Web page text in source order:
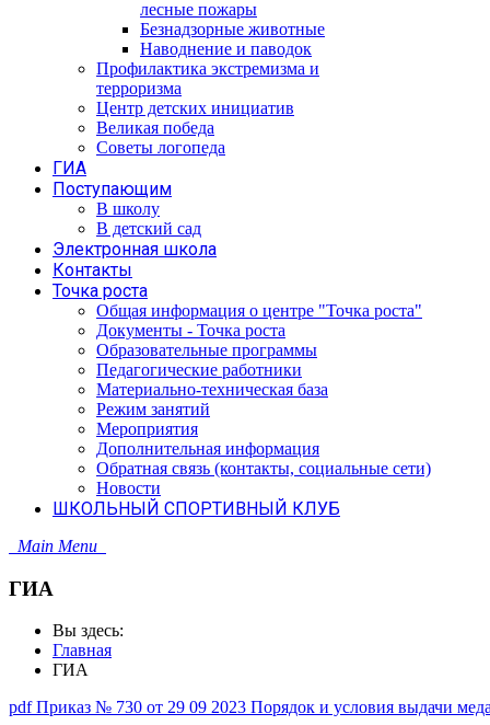
лесные пожары
Безнадзорные животные
Наводнение и паводок
Профилактика экстремизма и
терроризма
Центр детских инициатив
Великая победа
Советы логопеда
ГИА
Поступающим
В школу
В детский сад
Электронная школа
Контакты
Точка роста
Общая информация о центре "Точка роста"
Документы - Точка роста
Образовательные программы
Педагогические работники
Материально-техническая база
Режим занятий
Мероприятия
Дополнительная информация
Обратная связь (контакты, социальные сети)
Новости
ШКОЛЬНЫЙ СПОРТИВНЫЙ КЛУБ
Main Menu
ГИА
Вы здесь:
Главная
ГИА
pdfПриказ № 730 от 29 09 2023 Порядок и условия выдачи